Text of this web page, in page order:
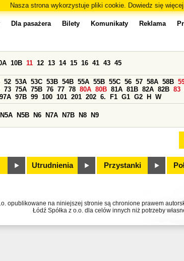
Nasza strona wykorzystuje pliki cookie. Dowiedz się
Dla pasażera Bilety Komunikaty Reklama
10B 11 12 13 14 15 16 41 43 45
52 53A 53C 53B 54B 55A 55B 55C 56 57 58A 58B
73 75A 75B 76 77 78 80A 80B 81A 81B 82A 82B 83
97A 97B 99 100 101 201 202 6. F1 G1 G2 H W
N5A N5B N6 N7A N7B N8 N9
Utrudnienia Przystanki
opublikowane na niniejszej stronie są chronione prawem
Łódź Spółka z o.o. dla celów innych niż potrzeby